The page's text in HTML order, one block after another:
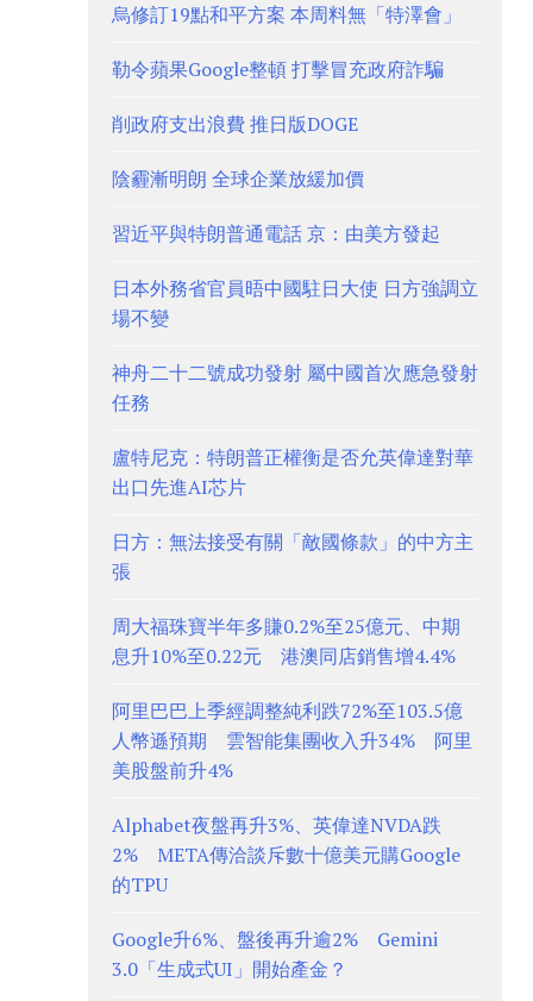
烏修訂19點和平方案 本周料無「特澤會」
勒令蘋果Google整頓 打擊冒充政府詐騙
削政府支出浪費 推日版DOGE
陰霾漸明朗 全球企業放緩加價
習近平與特朗普通電話 京：由美方發起
日本外務省官員晤中國駐日大使 日方強調立
場不變
神舟二十二號成功發射 屬中國首次應急發射
任務
盧特尼克：特朗普正權衡是否允英偉達對華
出口先進AI芯片
日方：無法接受有關「敵國條款」的中方主
張
周大福珠寶半年多賺0.2%至25億元、中期
息升10%至0.22元 港澳同店銷售增4.4%
阿里巴巴上季經調整純利跌72%至103.5億
人幣遜預期 雲智能集團收入升34% 阿里
美股盤前升4%
Alphabet夜盤再升3%、英偉達NVDA跌
2% META傳洽談斥數十億美元購Google
的TPU
Google升6%、盤後再升逾2% Gemini
3.0「生成式UI」開始產金？